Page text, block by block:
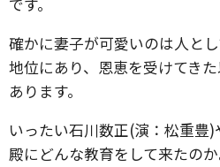
確かに妻子が可愛いのは人と
地位にあり、恩恵を受けてき
あります。
いったい石川数正(演：松重豊
殿にどんな教育をして来たのか